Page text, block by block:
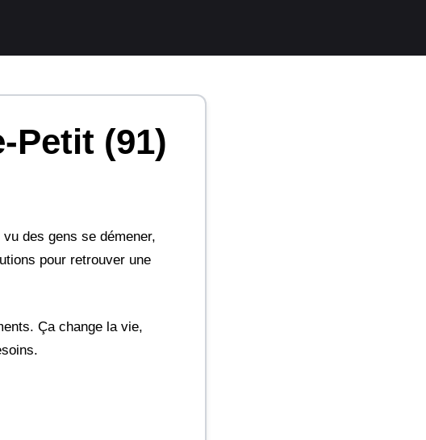
Petit (91)
des gens se démener,
pour retrouver une
Ça change la vie,